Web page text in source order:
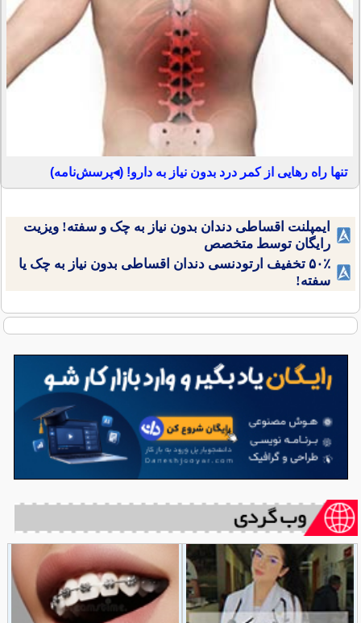
تنها راه رهایی از کمر درد بدون نیاز به دارو! (◂پرسش‌نامه)
ایمپلنت اقساطی دندان بدون نیاز به چک و سفته! ویزیت
رایگان توسط متخصص
۵۰٪ تخفیف ارتودنسی دندان اقساطی بدون نیاز به چک یا
سفته!